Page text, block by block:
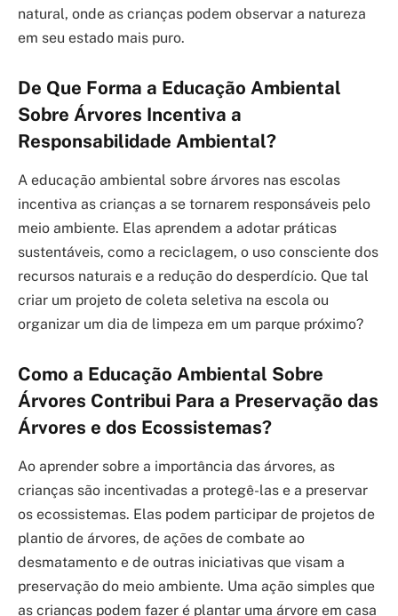
natural, onde as crianças podem observar a natureza
em seu estado mais puro.
De Que Forma a Educação Ambiental
Sobre Árvores Incentiva a
Responsabilidade Ambiental?
A educação ambiental sobre árvores nas escolas
incentiva as crianças a se tornarem responsáveis pelo
meio ambiente. Elas aprendem a adotar práticas
sustentáveis, como a reciclagem, o uso consciente dos
recursos naturais e a redução do desperdício. Que tal
criar um projeto de coleta seletiva na escola ou
organizar um dia de limpeza em um parque próximo?
Como a Educação Ambiental Sobre
Árvores Contribui Para a Preservação das
Árvores e dos Ecossistemas?
Ao aprender sobre a importância das árvores, as
crianças são incentivadas a protegê-las e a preservar
os ecossistemas. Elas podem participar de projetos de
plantio de árvores, de ações de combate ao
desmatamento e de outras iniciativas que visam a
preservação do meio ambiente. Uma ação simples que
as crianças podem fazer é plantar uma árvore em casa